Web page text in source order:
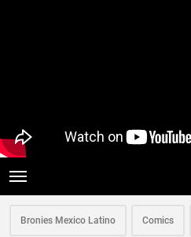
Bronies Mexico Latino Comics